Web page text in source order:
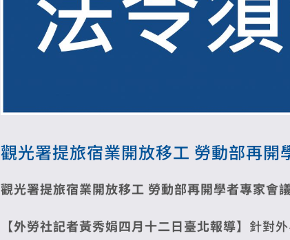
觀光署提旅宿業開放移工 勞動部再開
觀光署提旅宿業開放移工 勞動部再開學者專家會
【外勞社記者黃秀娟四月十二日臺北報導】 針對